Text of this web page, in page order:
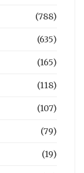
(788)
(635)
(165)
(118)
(107)
(79)
(19)